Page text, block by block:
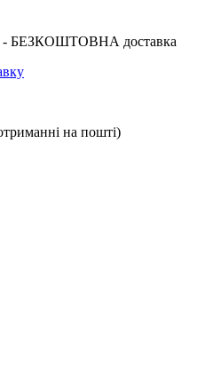
- БЕЗКОШТОВНА доставка
на пошті)